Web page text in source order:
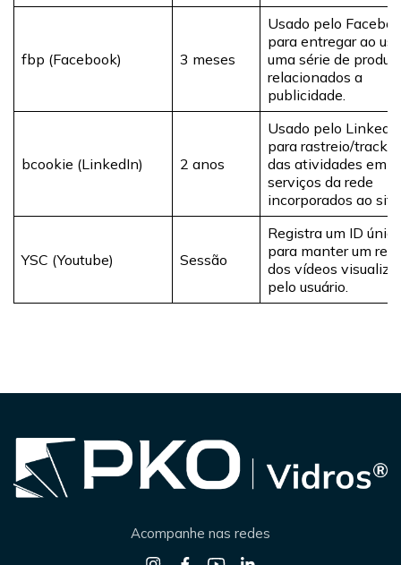
fbp (Facebook) 3 meses
Usado pelo
para entregar ao
uma série de
relacionados a
publicidade.
bcookie (LinkedIn) 2 anos
Usado pelo
para rastreio/
das atividades em
serviços da rede
incorporados ao
YSC (Youtube) Sessão
Registra um ID único
para manter um
dos vídeos
pelo usuário.
Acompanhe nas redes